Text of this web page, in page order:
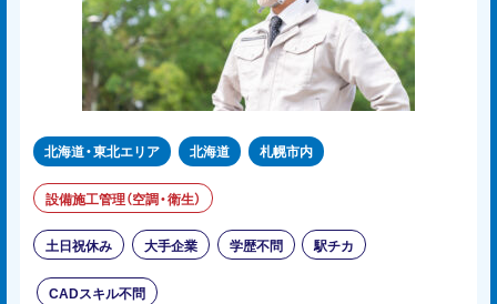
北海道・東北エリア 北海道 札幌市内
設備施工管理（空調・衛生）
土日祝休み 大手企業 学歴不問 駅チカ
CADスキル不問